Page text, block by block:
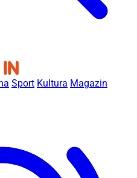
Sport Kultura Magazin